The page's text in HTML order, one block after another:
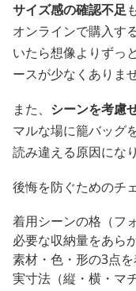
サイズ感の確認不足
オンラインで購入す
いたら想像よりずっ
ースが少なくありませ
また、 シーンを考慮
マルな場に籠バッグ
読み違える原因にな
後悔を防ぐためのチ
着用シーンの格（フ
必要な収納量をあら
素材・色・形の3点
実寸法（縦・横・マ